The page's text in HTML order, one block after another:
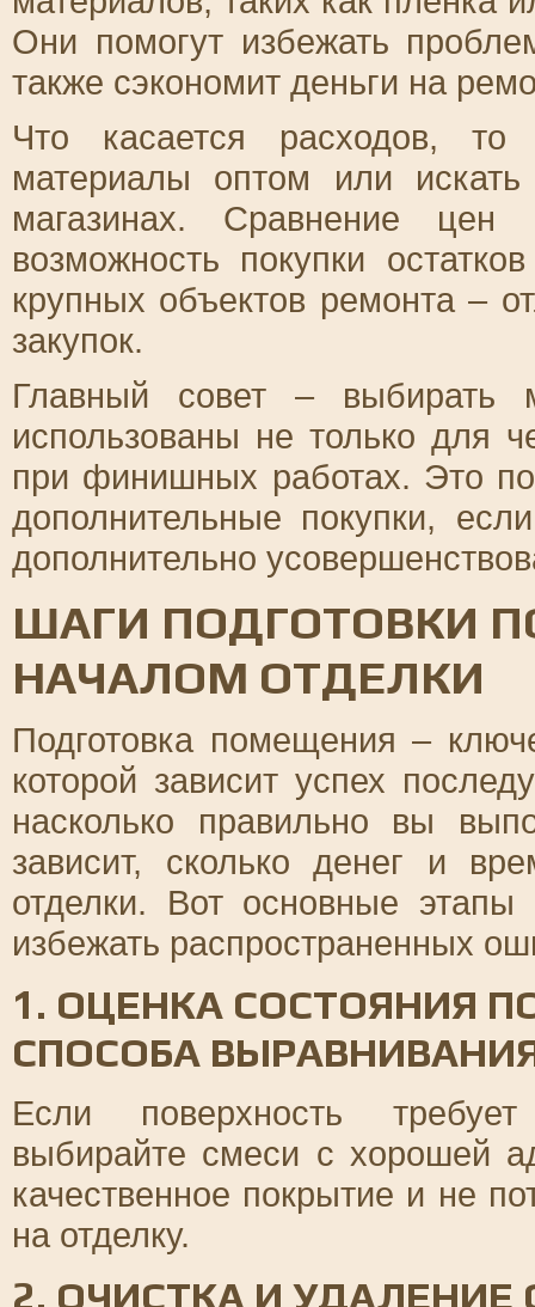
Они помогут избежать
также сэкономит деньги на
Что касается расходов,
материалы оптом или
магазинах. Сравнение
возможность покупки
крупных объектов ремонта –
закупок.
Главный совет – выбирать
использованы не только для
при финишных работах. Это
дополнительные покупки,
дополнительно
ШАГИ ПОДГОТОВКИ
НАЧАЛОМ ОТДЕЛКИ
Подготовка помещения –
которой зависит успех
насколько правильно вы
зависит, сколько денег и
отделки. Вот основные этапы
избежать распространенных
1. ОЦЕНКА СОСТОЯНИЯ
СПОСОБА
Если поверхность
выбирайте смеси с хорошей
качественное покрытие и не
на отделку.
2. ОЧИСТКА И